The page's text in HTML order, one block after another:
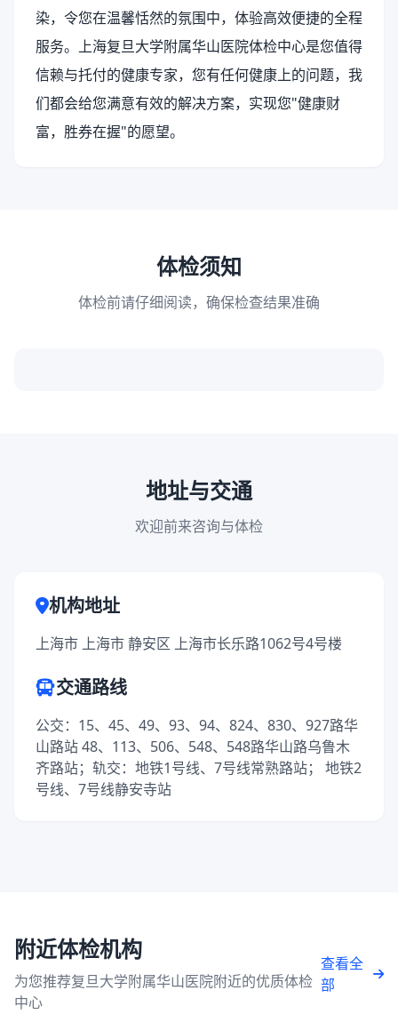
染，令您在温馨恬然的氛围中，体验高效便捷的全程
服务。上海复旦大学附属华山医院体检中心是您值得
信赖与托付的健康专家，您有任何健康上的问题，我
们都会给您满意有效的解决方案，实现您"健康财
富，胜券在握"的愿望。
体检须知
体检前请仔细阅读，确保检查结果准确
地址与交通
欢迎前来咨询与体检
机构地址
上海市 上海市 静安区 上海市长乐路1062号4号楼
交通路线
公交：15、45、49、93、94、824、830、927路华
山路站 48、113、506、548、548路华山路乌鲁木
齐路站；轨交：地铁1号线、7号线常熟路站； 地铁2
号线、7号线静安寺站
附近体检机构
为您推荐复旦大学附属华山医院附近的优质体检
中心
查看全
部